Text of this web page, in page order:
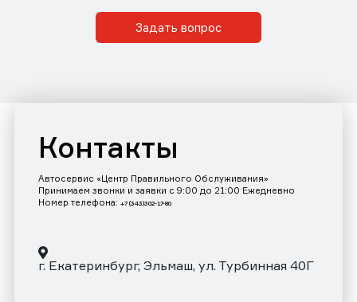
Задать вопрос
Контакты
Автосервис «Центр Правильного Обслуживания»
Принимаем звонки и заявки с 9:00 до 21:00 Ежедневно
Номер телефона: +7 (343)302-17-80
г. Екатеринбург, Эльмаш, ул. Турбинная 40Г